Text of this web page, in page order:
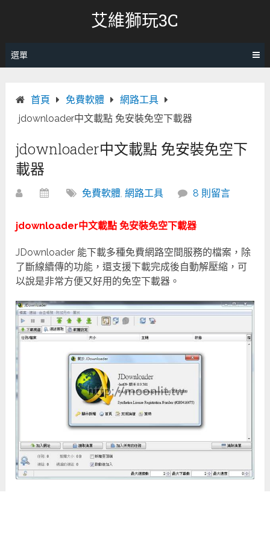
艾維獅玩3C
選單
首頁 免費軟體
網路工具
jdownloader中文載點 免安裝免空下載器
jdownloader中文載點 免安裝免空下
載器
免費軟體,網路工具 8 則留言
jdownloader中文載點 免安裝免空下載器
JDownloader 能下載多種免費網路空間服務的檔案，除
了斷線續傳的功能，還支援下載完成後自動解壓縮，可
以說是非常方便又好用的免空下載器。